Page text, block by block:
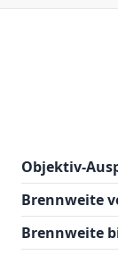
Objektiv-
Brennweite
Brennweite